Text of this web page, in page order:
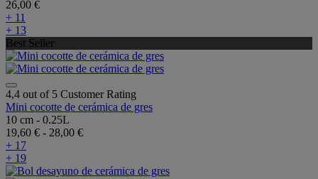
26,00 €
+ 11
+ 13
Best Seller
4,4 out of 5 Customer Rating
Mini cocotte de cerámica de gres
10 cm - 0.25L
19,60 € - 28,00 €
+ 17
+ 19